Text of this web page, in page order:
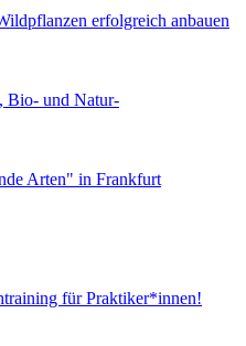
erfolgreich anbauen
Bio- und Natur-
Arten" in Frankfurt
für Praktiker*innen!